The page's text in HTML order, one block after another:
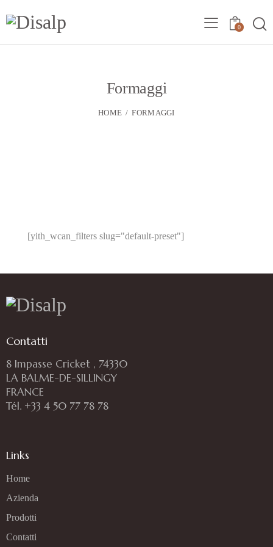
0
Formaggi
HOME FORMAGGI
[yith_wcan_filters slug="default-preset"]
Contatti
8 Impasse Cricket , 74330
LA BALME-DE-SILLINGY
FRANCE
Tél. +33 4 50 77 78 78
Links
Home
Azienda
Prodotti
Contatti